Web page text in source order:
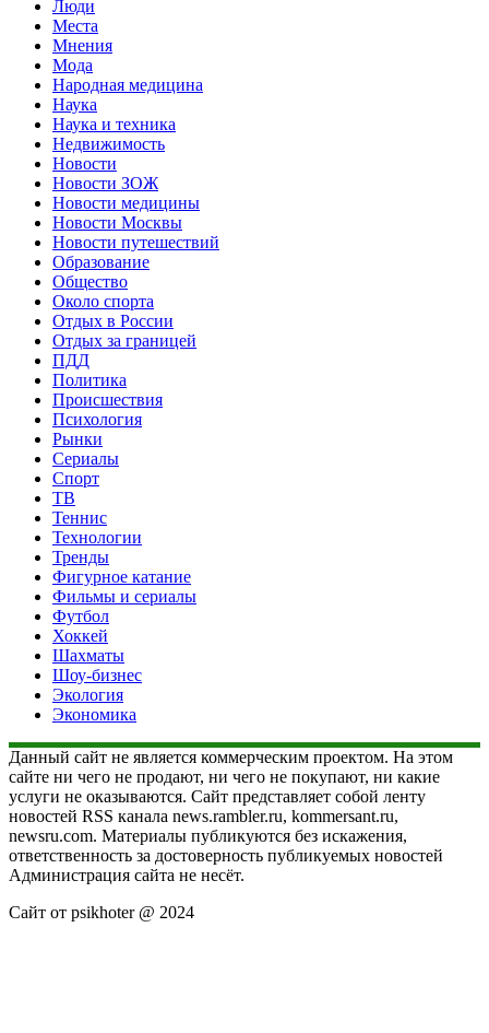
Люди
Места
Мнения
Мода
Народная медицина
Наука
Наука и техника
Недвижимость
Новости
Новости ЗОЖ
Новости медицины
Новости Москвы
Новости путешествий
Образование
Общество
Около спорта
Отдых в России
Отдых за границей
ПДД
Политика
Происшествия
Психология
Рынки
Сериалы
Спорт
ТВ
Теннис
Технологии
Тренды
Фигурное катание
Фильмы и сериалы
Футбол
Хоккей
Шахматы
Шоу-бизнес
Экология
Экономика
Данный сайт не является коммерческим проектом. На этом
сайте ни чего не продают, ни чего не покупают, ни какие
услуги не оказываются. Сайт представляет собой ленту
новостей RSS канала news.rambler.ru, kommersant.ru,
newsru.com. Материалы публикуются без искажения,
ответственность за достоверность публикуемых новостей
Администрация сайта не несёт.
Сайт от psikhoter @ 2024